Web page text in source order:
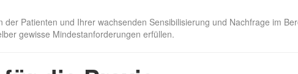
der Patienten und Ihrer wachsenden Sensibilisierung und Nachfrage im
gewisse Mindestanforderungen erfüllen.